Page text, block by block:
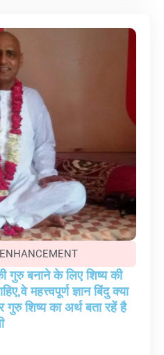
गुरु बनाने के लिए शिष्य की
महत्त्वपूर्ण ज्ञान बिंदु क्या
शिष्य का अर्थ बता रहें है